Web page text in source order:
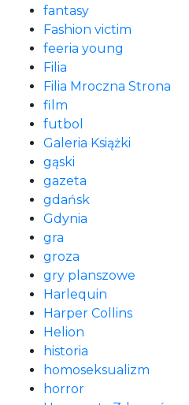
fantasy
Fashion victim
feeria young
Filia
Filia Mroczna Strona
film
futbol
Galeria Książki
gąski
gazeta
gdańsk
Gdynia
gra
groza
gry planszowe
Harlequin
Harper Collins
Helion
historia
homoseksualizm
horror